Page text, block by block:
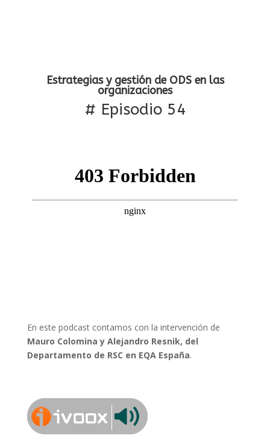
Estrategias y gestión de ODS en las
organizaciones
# Episodio 54
En este podcast contamos con la intervención de
Mauro Colomina y Alejandro Resnik, del
Departamento de RSC en EQA España.